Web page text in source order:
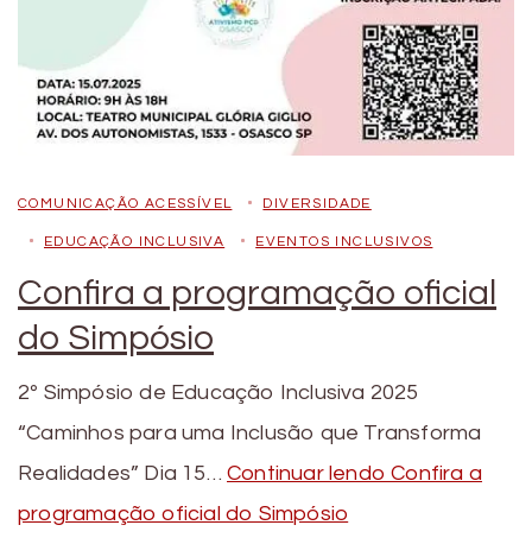
COMUNICAÇÃO ACESSÍVEL DIVERSIDADE
EDUCAÇÃO INCLUSIVA EVENTOS INCLUSIVOS
Confira a programação oficial
do Simpósio
2º Simpósio de Educação Inclusiva 2025
“Caminhos para uma Inclusão que Transforma
Realidades” Dia 15… Continuar lendo Confira a
programação oficial do Simpósio